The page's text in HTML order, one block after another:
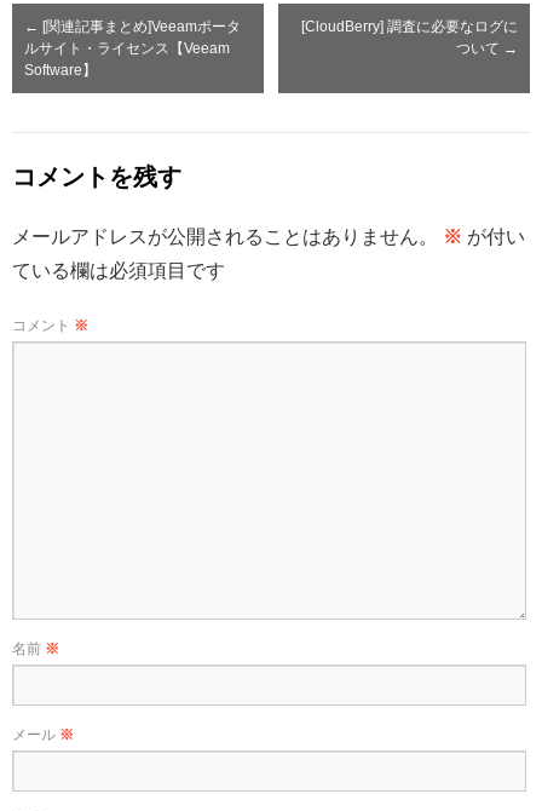
← [関連記事まとめ]Veeamポータ
ルサイト・ライセンス【Veeam
Software】
[CloudBerry] 調査に必要なログに
ついて →
コメントを残す
メールアドレスが公開されることはありません。 ※ が付い
ている欄は必須項目です
コメント ※
名前 ※
メール ※